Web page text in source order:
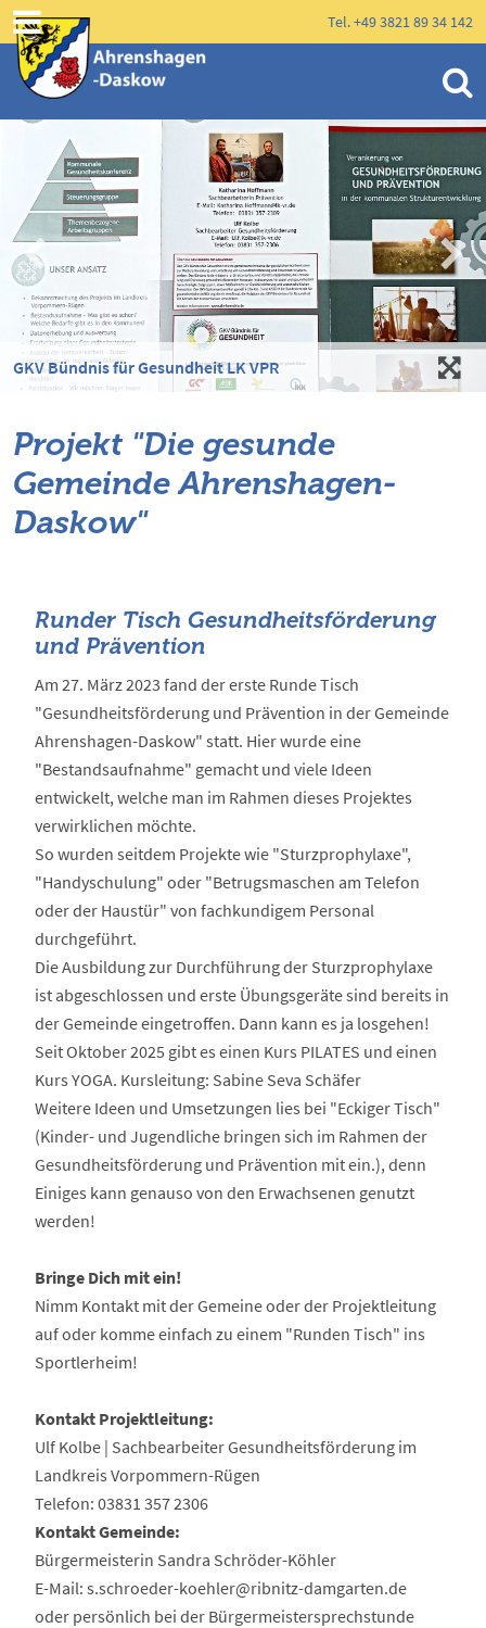
Tel. +49 3821 89 34 142
GKV Bündnis für Gesundheit LK VPR
Projekt "Die gesunde
Gemeinde Ahrenshagen-
Daskow"
Runder Tisch Gesundheitsförderung
und Prävention
Am 27. März 2023 fand der erste Runde Tisch
"Gesundheitsförderung und Prävention in der Gemeinde
Ahrenshagen-Daskow" statt. Hier wurde eine
"Bestandsaufnahme" gemacht und viele Ideen
entwickelt, welche man im Rahmen dieses Projektes
verwirklichen möchte.
So wurden seitdem Projekte wie "Sturzprophylaxe",
"Handyschulung" oder "Betrugsmaschen am Telefon
oder der Haustür" von fachkundigem Personal
durchgeführt.
Die Ausbildung zur Durchführung der Sturzprophylaxe
ist abgeschlossen und erste Übungsgeräte sind bereits in
der Gemeinde eingetroffen. Dann kann es ja losgehen!
Seit Oktober 2025 gibt es einen Kurs PILATES und einen
Kurs YOGA. Kursleitung: Sabine Seva Schäfer
Weitere Ideen und Umsetzungen lies bei "Eckiger Tisch"
(Kinder- und Jugendliche bringen sich im Rahmen der
Gesundheitsförderung und Prävention mit ein.), denn
Einiges kann genauso von den Erwachsenen genutzt
werden!
Bringe Dich mit ein!
Nimm Kontakt mit der Gemeine oder der Projektleitung
auf oder komme einfach zu einem "Runden Tisch" ins
Sportlerheim!
Kontakt Projektleitung:
Ulf Kolbe | Sachbearbeiter Gesundheitsförderung im
Landkreis Vorpommern-Rügen
Telefon: 03831 357 2306
Kontakt Gemeinde:
Bürgermeisterin Sandra Schröder-Köhler
E-Mail: s.schroeder-koehler@ribnitz-damgarten.de
oder persönlich bei der Bürgermeistersprechstunde